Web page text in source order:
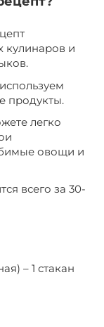
кулинаров и
продукты.
легко
овощи и
всего за 30-
– 1 стакан